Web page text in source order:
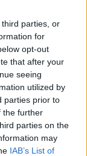
parties, or
for
opt-out
that after your
seeing
utilized by
parties prior to
the further
parties on the
may
IAB’s List of
de
para
mira
¡Guarda